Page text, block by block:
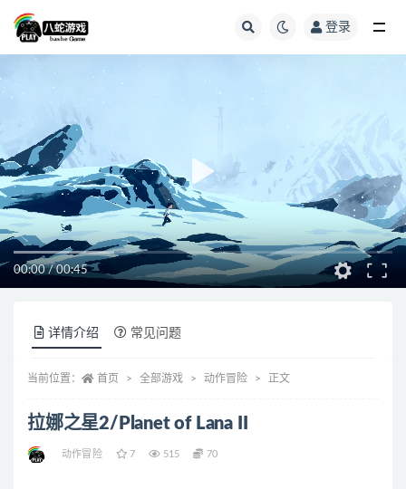
登录
00:00/00:45
详情介绍 常见问题
当前位置： 首页 全部游戏 动作冒险 正文
拉娜之星2/Planet of Lana II
动作冒险 7 515 70